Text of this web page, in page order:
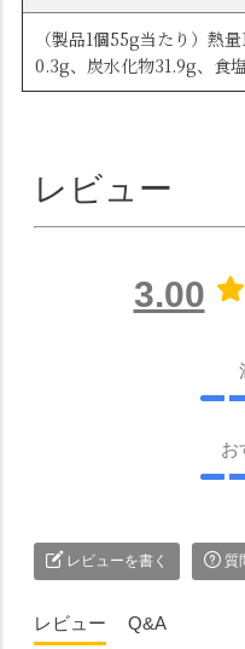
（製品1個55g当たり）熱
0.3g、炭水化物31.9g、食
レビュー
3.00
お
レビューを書く 質
レビュー Q&A